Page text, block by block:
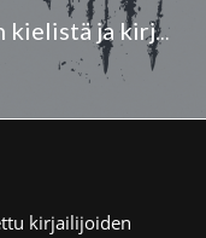
PEN-TLRC: Lausunto saamen kielistä ja kirjallisuudesta
kirjailijoiden